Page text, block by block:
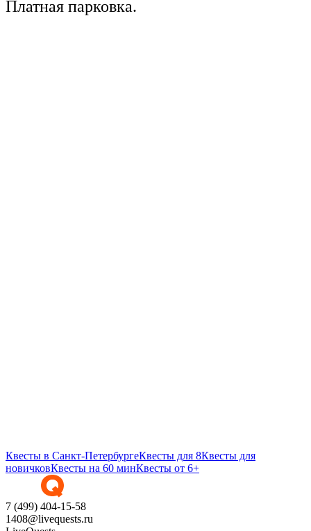
Платная парковка.
Квесты в Санкт-ПетербургеКвесты для 8Квесты для
новичковКвесты на 60 минКвесты от 6+
7 (499) 404-15-58
1408@livequests.ru